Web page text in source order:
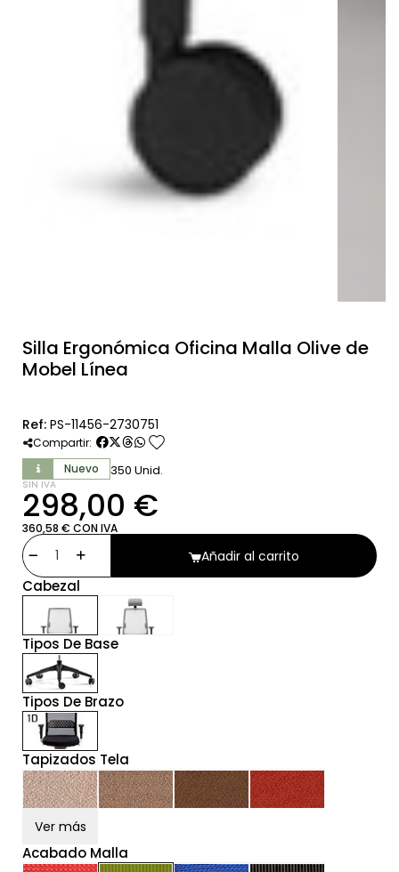
Silla Ergonómica Oficina Malla Olive de
Mobel Línea
Ref: PS-11456-2730751
Compartir: favorite
Nuevo 350 Unid.
SIN IVA
298,00 €
360,58 € CON IVA
Añadir al carrito
Cabezal
Tipos De Base
Tipos De Brazo
Tapizados Tela
Ver más
Acabado Malla